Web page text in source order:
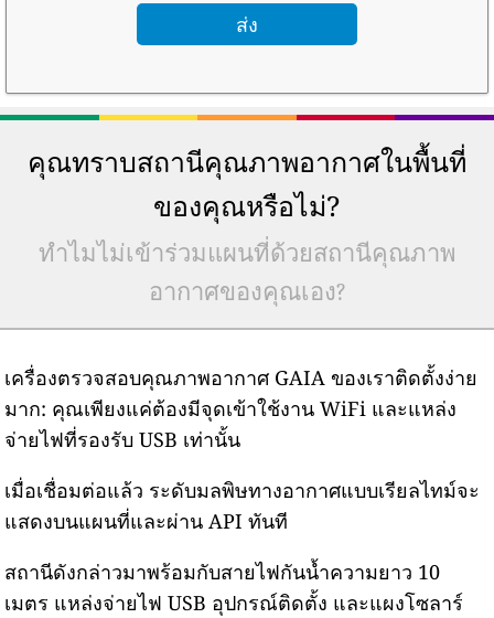
คุณทราบสถานีคุณภาพอากาศในพื้นที่
ของคุณหรือไม่?
ทำไมไม่เข้าร่วมแผนที่ด้วยสถานีคุณภาพ
อากาศของคุณเอง?
เครื่องตรวจสอบคุณภาพอากาศ GAIA ของเราติดตั้งง่าย
มาก: คุณเพียงแค่ต้องมีจุดเข้าใช้งาน WiFi และแหล่ง
จ่ายไฟที่รองรับ USB เท่านั้น
เมื่อเชื่อมต่อแล้ว ระดับมลพิษทางอากาศแบบเรียลไทม์จะ
แสดงบนแผนที่และผ่าน API ทันที
สถานีดังกล่าวมาพร้อมกับสายไฟกันน้ำความยาว 10
เมตร แหล่งจ่ายไฟ USB อุปกรณ์ติดตั้ง และแผงโซลาร์